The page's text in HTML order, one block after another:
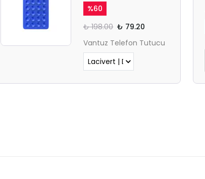
%60
₺ 198.00 ₺ 79.20
Vantuz Telefon Tutucu
SAFARİ GİZLİ SEKME
UYARISI
Ödeme ekranı gizli sekmede
açılmayabilir.